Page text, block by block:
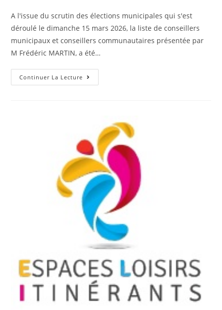
A l'issue du scrutin des élections municipales qui s'est
déroulé le dimanche 15 mars 2026, la liste de conseillers
municipaux et conseillers communautaires présentée par
M Frédéric MARTIN, a été…
Continuer La Lecture